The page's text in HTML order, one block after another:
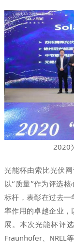
2020
光能杯由索比光伏
以“质量”作为评选
标杆，表彰在过去
率作用的卓越企业
展。本次光能杯评
Fraunhofer、NREL